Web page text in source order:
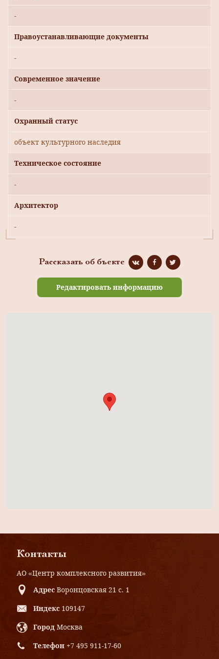
-
Правоустанавливающие документы
-
Современное значение
-
Охранный статус
объект культурного наследия
Техническое состояние
-
Архитектор
-
Рассказать об бъекте
Редактировать информацию
Контакты
АО «Центр комплексного развития»
Адрес Воронцовская 21 с. 1
Индекс 109147
Город Москва
Телефон +7 495 911-17-60